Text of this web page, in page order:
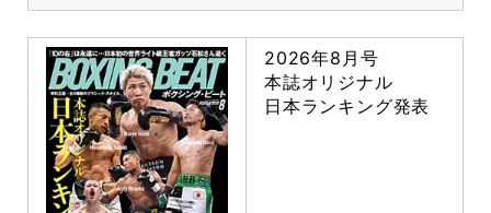
2026年8月号
本誌オリジナル
日本ランキング発表